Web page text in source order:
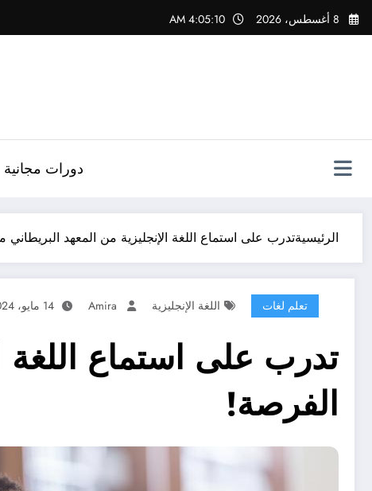
التجاوز
إلى
8 أغسطس، 2026 4:05:11 AM
دورات مجانية
الرئيسيةتدرب على استماع اللغة الإنجليزية من المعهد البريطاني
تعلم لغات اللغة الإنجليزية Amira 14 مايو، 2024
تدرب على استماع اللغة
الفرصة!